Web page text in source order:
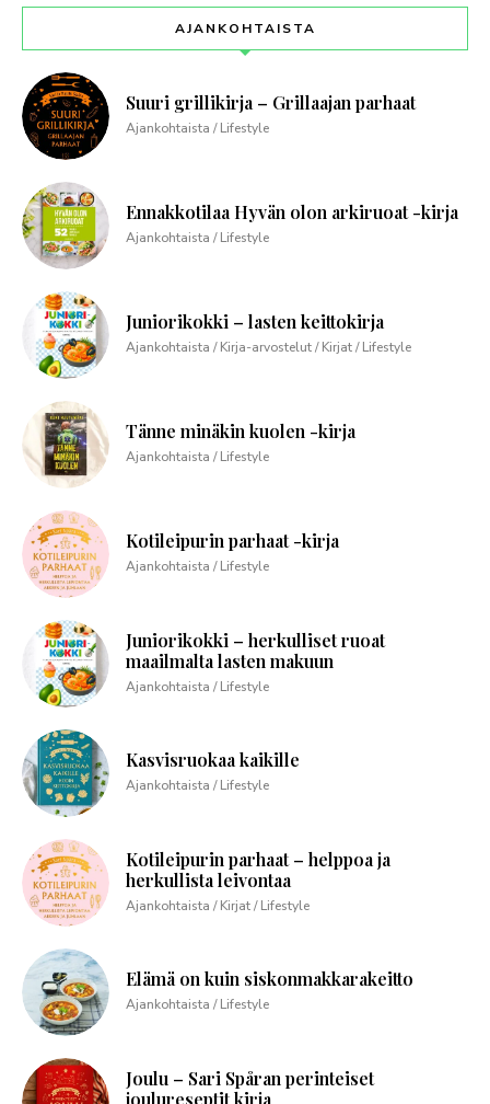
AJANKOHTAISTA
Suuri grillikirja – Grillaajan parhaat
Ajankohtaista / Lifestyle
Ennakkotilaa Hyvän olon arkiruoat -kirja
Ajankohtaista / Lifestyle
Juniorikokki – lasten keittokirja
Ajankohtaista / Kirja-arvostelut / Kirjat / Lifestyle
Tänne minäkin kuolen -kirja
Ajankohtaista / Lifestyle
Kotileipurin parhaat -kirja
Ajankohtaista / Lifestyle
Juniorikokki – herkulliset ruoat
maailmalta lasten makuun
Ajankohtaista / Lifestyle
Kasvisruokaa kaikille
Ajankohtaista / Lifestyle
Kotileipurin parhaat – helppoa ja
herkullista leivontaa
Ajankohtaista / Kirjat / Lifestyle
Elämä on kuin siskonmakkarakeitto
Ajankohtaista / Lifestyle
Joulu – Sari Spåran perinteiset
joulureseptit kirja